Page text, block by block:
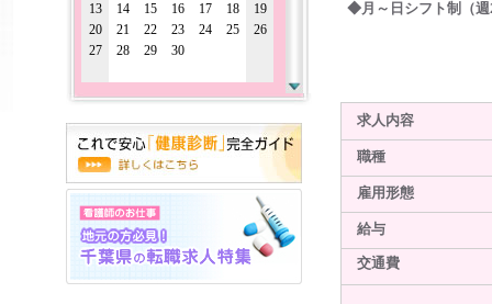
13
14 15 16 17 18
19
20
21 22 23 24 25
26
27
28 29 30
◆月～日シフト制（週
求人内容
職種
雇用形態
給与
交通費